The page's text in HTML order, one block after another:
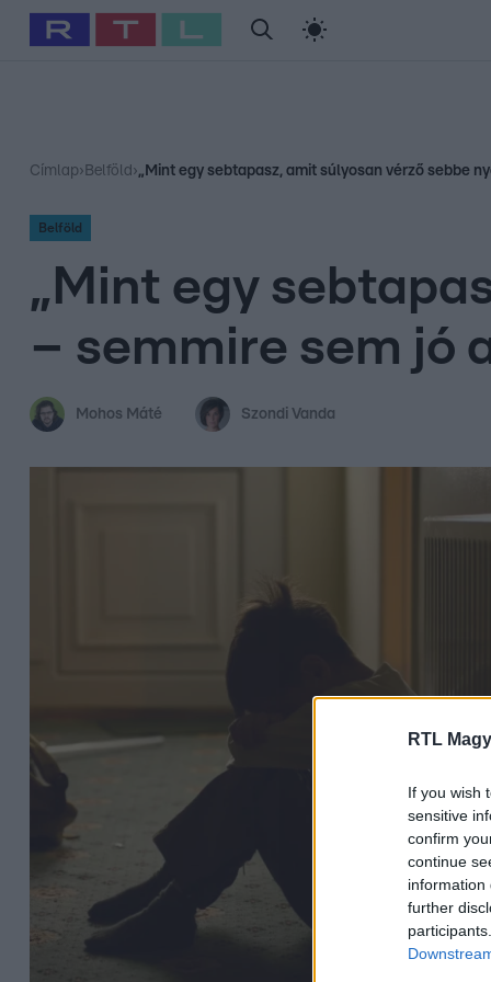
RTL
If you wish
sensitive
confirm
continue
information
further
Babits Marcella Szellő István Most Wanted
Címlap› Belföld ›„Mint egy sebtapasz, amit súlyosan vérző sebbe
Belföld
„Mint egy
– semmire sem jó
Mohos Máté Szondi Vanda